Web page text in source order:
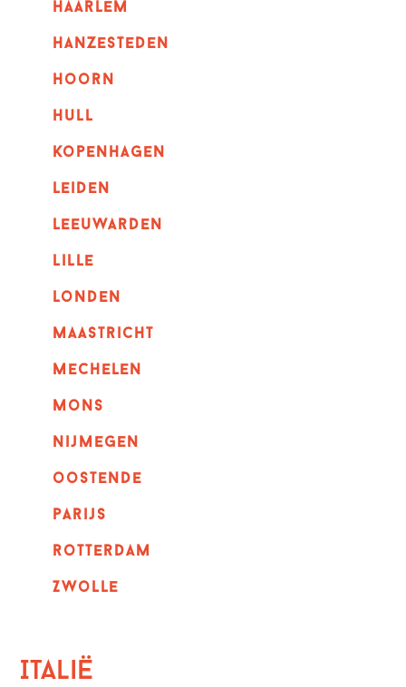
haarlem
hanzesteden
hoorn
hull
kopenhagen
leiden
leeuwarden
lille
londen
maastricht
mechelen
mons
nijmegen
oostende
parijs
rotterdam
Zwolle
Italië